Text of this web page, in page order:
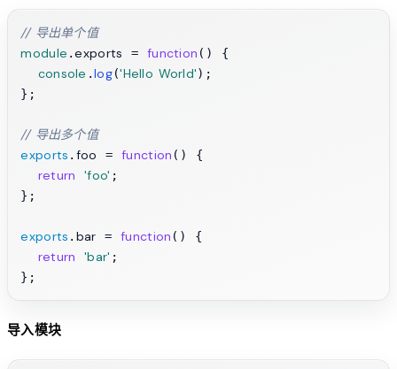
// 导出单个值
module .exports = function ( ) {
console .log('Hello World');
};
// 导出多个值
exports . foo = function ( ) {
return 'foo' ;
};
exports . bar = function ( ) {
return 'bar' ;
导入模块